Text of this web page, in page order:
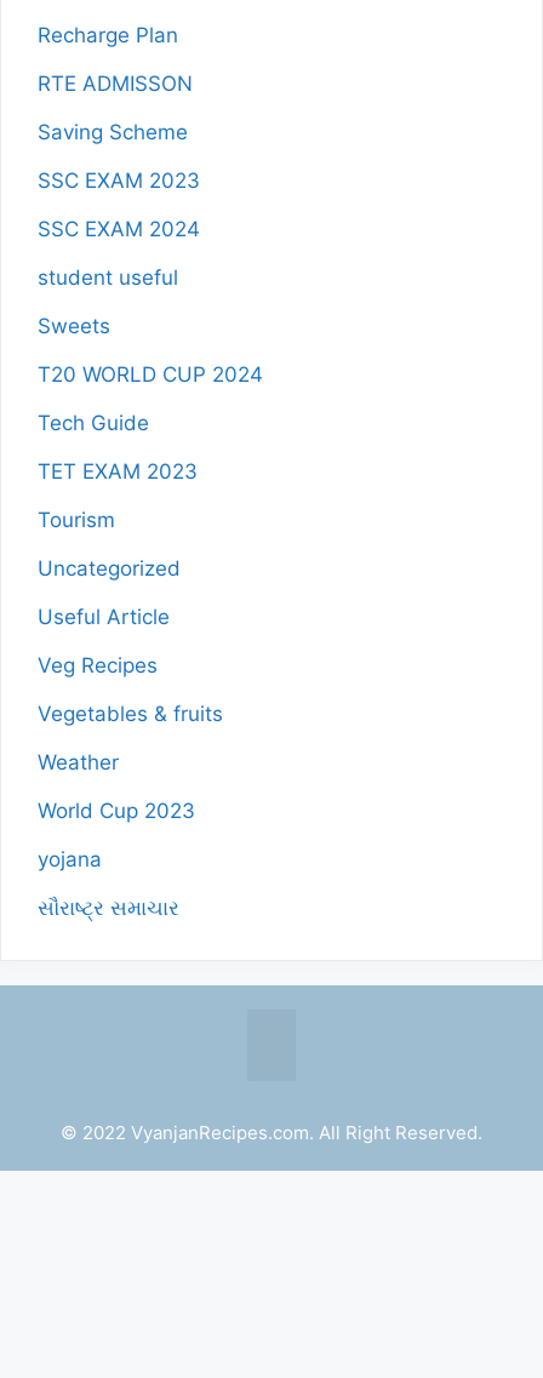
Recharge Plan
RTE ADMISSON
Saving Scheme
SSC EXAM 2023
SSC EXAM 2024
student useful
Sweets
T20 WORLD CUP 2024
Tech Guide
TET EXAM 2023
Tourism
Uncategorized
Useful Article
Veg Recipes
Vegetables & fruits
Weather
World Cup 2023
yojana
સૌરાષ્ટ્ર સમાચાર
© 2022 VyanjanRecipes.com. All Right Reserved.